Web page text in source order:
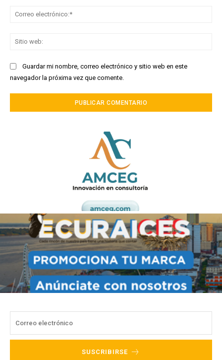
Guardar mi nombre, correo electrónico y sitio web en este
navegador la próxima vez que comente.
SUSCRIBIRSE